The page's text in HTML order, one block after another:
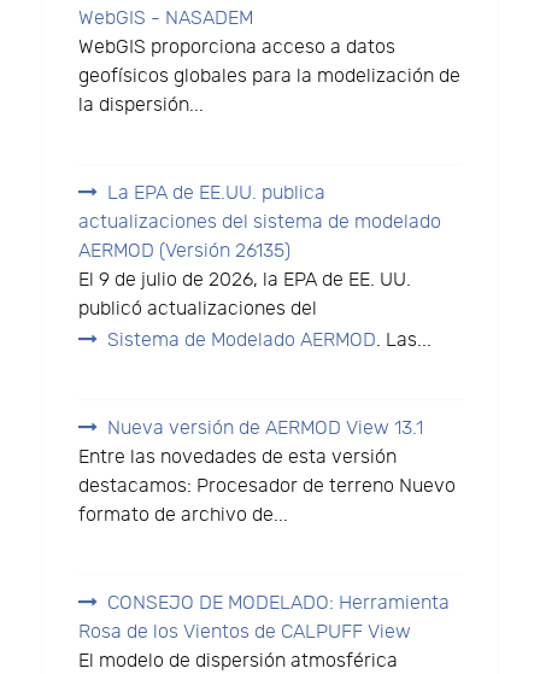
WebGIS - NASADEM
WebGIS proporciona acceso a datos
geofísicos globales para la modelización de
la dispersión...
La EPA de EE.UU. publica
actualizaciones del sistema de modelado
AERMOD (Versión 26135)
El 9 de julio de 2026, la EPA de EE. UU.
publicó actualizaciones del
Sistema de Modelado AERMOD. Las...
Nueva versión de AERMOD View 13.1
Entre las novedades de esta versión
destacamos: Procesador de terreno Nuevo
formato de archivo de...
CONSEJO DE MODELADO: Herramienta
Rosa de los Vientos de CALPUFF View
El modelo de dispersión atmosférica